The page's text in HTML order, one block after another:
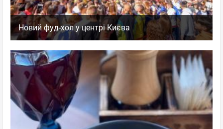
Новий фуд-хол у центрі Києва